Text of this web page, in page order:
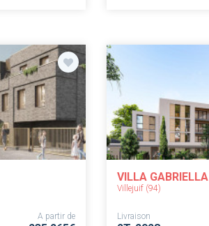
A partir de
VILLA GABRIELLA
Villejuif (94)
Livraison